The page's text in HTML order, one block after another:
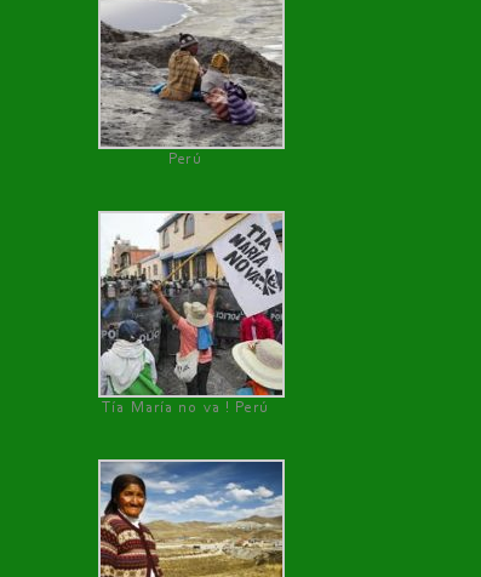
Perú
Tía María no va ! Perú